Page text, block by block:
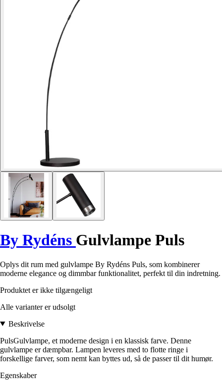
By Rydéns Gulvlampe Puls
Oplys dit rum med gulvlampe By Rydéns Puls, som kombinerer
moderne elegance og dimmbar funktionalitet, perfekt til din indretning.
Produktet er ikke tilgængeligt
Alle varianter er udsolgt
Beskrivelse
PulsGulvlampe, et moderne design i en klassisk farve. Denne
gulvlampe er dæmpbar. Lampen leveres med to flotte ringe i
forskellige farver, som nemt kan byttes ud, så de passer til dit humør.
Egenskaber